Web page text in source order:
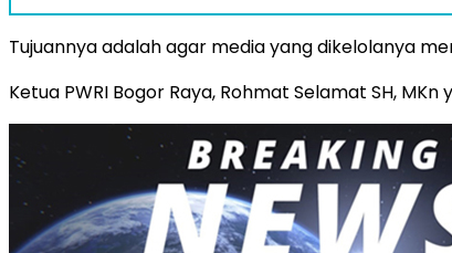
Tujuannya adalah agar media yang dikelolanya
Ketua PWRI Bogor Raya, Rohmat Selamat SH,